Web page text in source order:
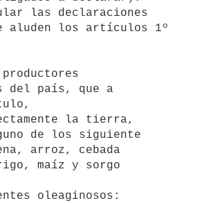
las declaraciones
aluden los artículos 1º
del país, que a
la tierra,
de los siguiente
arroz, cebada
maíz y sorgo
oleaginosos: